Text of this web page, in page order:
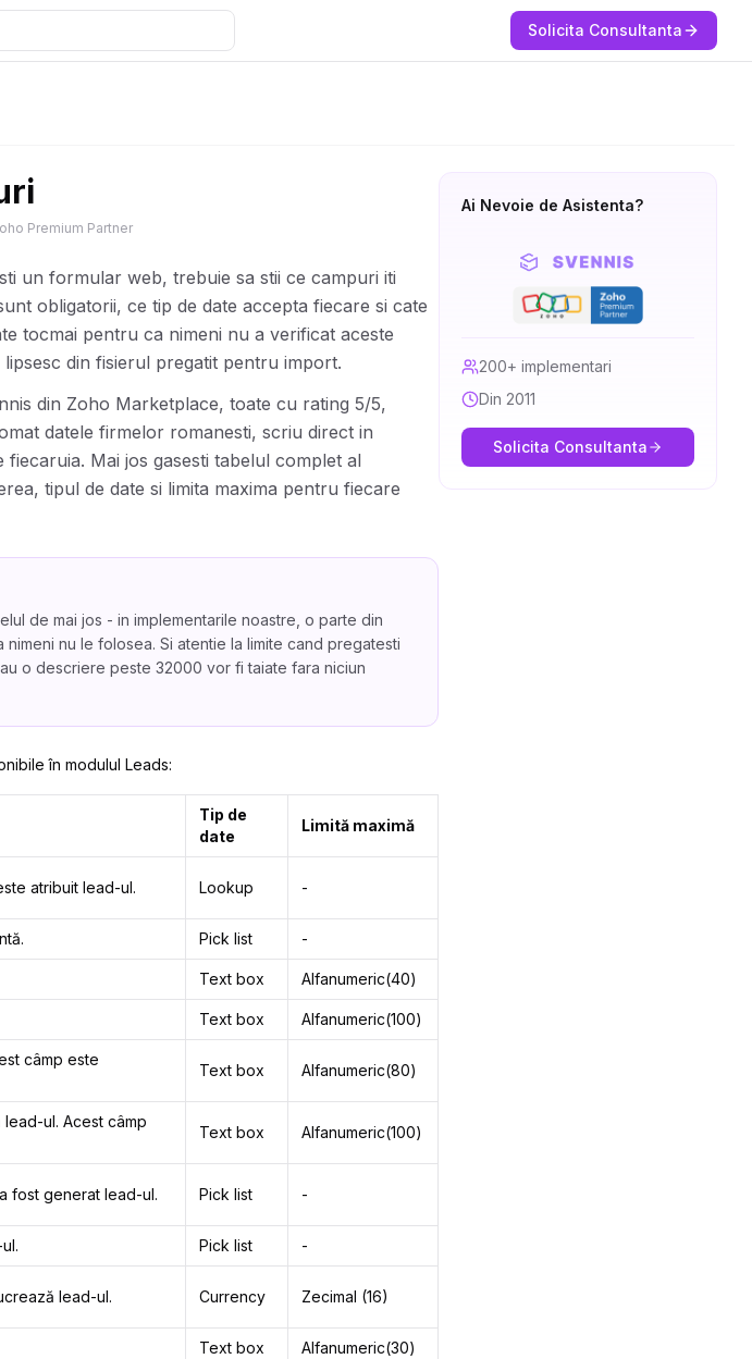
Solicita Consultanta
Premium Partner
un formular web, trebuie sa stii ce campuri iti
obligatorii, ce tip de date accepta fiecare si cate
tocmai pentru ca nimeni nu a verificat aceste
din fisierul pregatit pentru import.
din Zoho Marketplace, toate cu rating 5/5,
datele firmelor romanesti, scriu direct in
Mai jos gasesti tabelul complet al
tipul de date si limita maxima pentru fiecare
de mai jos - in implementarile noastre, o parte din
nu le folosea. Si atentie la limite cand pregatesti
o descriere peste 32000 vor fi taiate fara niciun
în modulul Leads:
Tip de
date
Limită maximă
atribuit lead-ul. Lookup -
Pick list -
Text box Alfanumeric(40)
Text box Alfanumeric(100)
câmp este
Text box Alfanumeric(80)
ul. Acest câmp
Text box Alfanumeric(100)
fost generat lead-ul. Pick list -
Pick list -
lead-ul. Currency Zecimal (16)
Text box Alfanumeric(30)
Ai Nevoie de Asistenta?
200+ implementari
Din 2011
Solicita Consultanta